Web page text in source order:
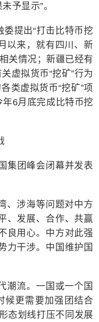
予显示”。
提出“打击比特币挖
以来，就有四川、新
关情况；新疆已经有
虚拟货币“挖矿”行为
类虚拟货币“挖矿”项
6月底完成比特币挖
集团峰会闭幕并发表
、涉海等问题对中方
、发展、合作、共赢
良用心。中方对此强
力干涉。中国维护国
潮流。一国或一个国
候更需要加强团结合
态划线打压不同发展